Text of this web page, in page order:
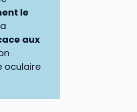
le
aux
oculaire